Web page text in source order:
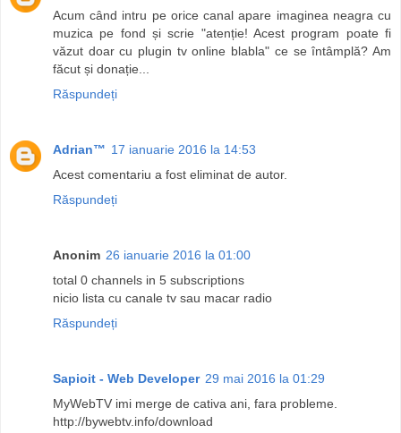
Acum când intru pe orice canal apare imaginea neagra cu
muzica pe fond și scrie "atenție! Acest program poate fi
văzut doar cu plugin tv online blabla" ce se întâmplă? Am
făcut și donație...
Răspundeți
Adrian™ 17 ianuarie 2016 la 14:53
Acest comentariu a fost eliminat de autor.
Răspundeți
Anonim 26 ianuarie 2016 la 01:00
total 0 channels in 5 subscriptions
nicio lista cu canale tv sau macar radio
Răspundeți
Sapioit - Web Developer 29 mai 2016 la 01:29
MyWebTV imi merge de cativa ani, fara probleme.
http://bywebtv.info/download